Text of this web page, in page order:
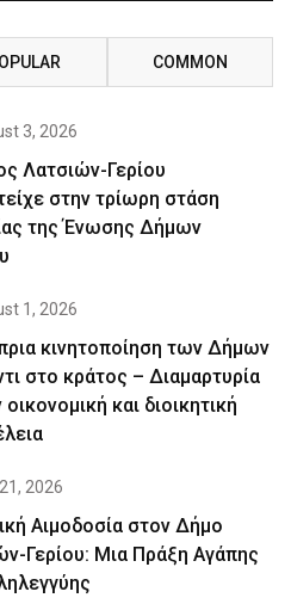
COMMON
3, 2026
Λατσιών-Γερίου
στην τρίωρη στάση
της Ένωσης Δήμων
1, 2026
κινητοποίηση των Δήμων
στο κράτος – Διαμαρτυρία
οικονομική και διοικητική
2026
Αιμοδοσία στον Δήμο
Γερίου: Μια Πράξη Αγάπης